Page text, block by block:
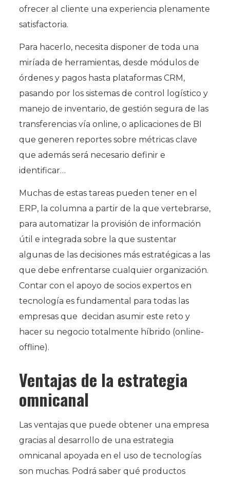
ofrecer al cliente una experiencia plenamente
satisfactoria.
Para hacerlo, necesita disponer de toda una
miríada de herramientas, desde módulos de
órdenes y pagos hasta plataformas CRM,
pasando por los sistemas de control logístico y
manejo de inventario, de gestión segura de las
transferencias vía online, o aplicaciones de BI
que generen reportes sobre métricas clave
que además será necesario definir e
identificar…
Muchas de estas tareas pueden tener en el
ERP, la columna a partir de la que vertebrarse,
para automatizar la provisión de información
útil e integrada sobre la que sustentar
algunas de las decisiones más estratégicas a las
que debe enfrentarse cualquier organización.
Contar con el apoyo de socios expertos en
tecnología es fundamental para todas las
empresas que decidan asumir este reto y
hacer su negocio totalmente híbrido (online-
offline).
Ventajas de la estrategia
omnicanal
Las ventajas que puede obtener una empresa
gracias al desarrollo de una estrategia
omnicanal apoyada en el uso de tecnologías
son muchas. Podrá saber qué productos